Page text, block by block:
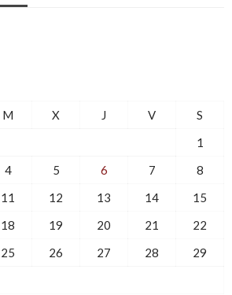
M X J V
S
1
4 5 6 7
8
11 12 13 14
15
18 19 20 21
22
25 26 27 28
29